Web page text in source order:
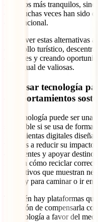
entornos más tranquilos,
que muchas veces han sido
convencional.
Promover estas alternativas
desarrollo turístico,
ciudades y creando
pero igual de valiosas.
10. Usar tecnología
comportamientos
La tecnología puede ser una
sostenible si se usa de
herramientas digitales
viajeros a reducir su
conscientes y apoyar
indican cómo reciclar
interactivos que muestran
friendly para caminar o ir en
También hay plataformas
la opción de compensarla
la tecnología a favor del